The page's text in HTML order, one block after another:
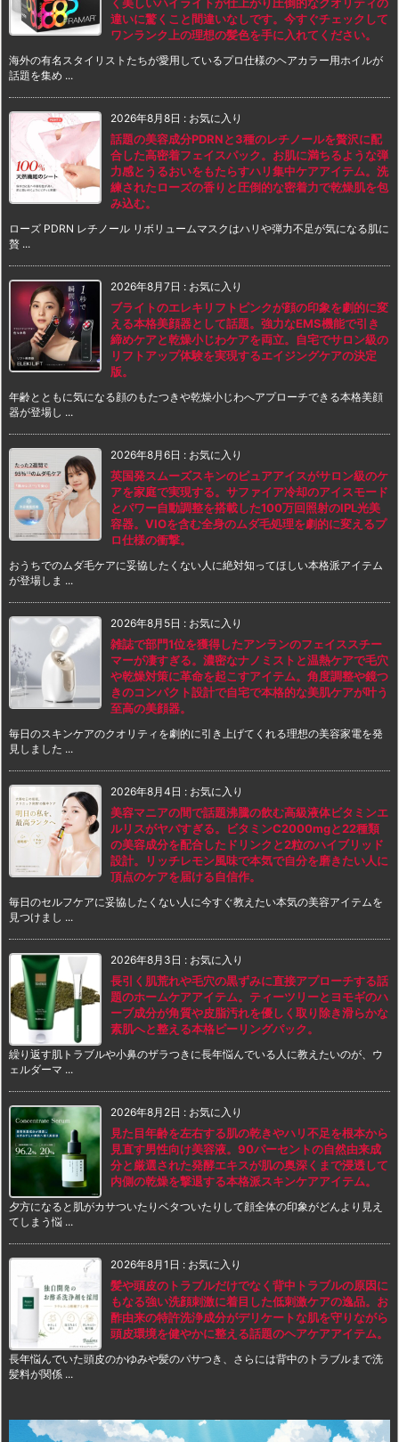
違いに驚くこと間違いなしです。今すぐチェックして
ワンランク上の理想の髪色を手に入れてください。
海外の有名スタイリストたちが愛用しているプロ仕様のヘアカラー用ホイルが
話題を集め ...
2026年8月8日 : お気に入り
話題の美容成分PDRNと3種のレチノールを贅沢に配
合した高密着フェイスパック。お肌に満ちるような弾
力感とうるおいをもたらすハリ集中ケアアイテム。洗
練されたローズの香りと圧倒的な密着力で乾燥肌を包
み込む。
ローズ PDRN レチノール リボリュームマスクはハリや弾力不足が気になる肌に
贅 ...
2026年8月7日 : お気に入り
ブライトのエレキリフトピンクが顔の印象を劇的に変
える本格美顔器として話題。強力なEMS機能で引き
締めケアと乾燥小じわケアを両立。自宅でサロン級の
リフトアップ体験を実現するエイジングケアの決定
版。
年齢とともに気になる顔のもたつきや乾燥小じわへアプローチできる本格美顔
器が登場し ...
2026年8月6日 : お気に入り
英国発スムーズスキンのピュアアイスがサロン級のケ
アを家庭で実現する。サファイア冷却のアイスモード
とパワー自動調整を搭載した100万回照射のIPL光美
容器。VIOを含む全身のムダ毛処理を劇的に変えるプ
ロ仕様の衝撃。
おうちでのムダ毛ケアに妥協したくない人に絶対知ってほしい本格派アイテム
が登場しま ...
2026年8月5日 : お気に入り
雑誌で部門1位を獲得したアンランのフェイススチー
マーが凄すぎる。濃密なナノミストと温熱ケアで毛穴
や乾燥対策に革命を起こすアイテム。角度調整や鏡つ
きのコンパクト設計で自宅で本格的な美肌ケアが叶う
至高の美顔器。
毎日のスキンケアのクオリティを劇的に引き上げてくれる理想の美容家電を発
見しました ...
2026年8月4日 : お気に入り
美容マニアの間で話題沸騰の飲む高級液体ビタミンエ
ルリスがヤバすぎる。ビタミンC2000mgと22種類
の美容成分を配合したドリンクと2粒のハイブリッド
設計。リッチレモン風味で本気で自分を磨きたい人に
頂点のケアを届ける自信作。
毎日のセルフケアに妥協したくない人に今すぐ教えたい本気の美容アイテムを
見つけまし ...
2026年8月3日 : お気に入り
長引く肌荒れや毛穴の黒ずみに直接アプローチする話
題のホームケアアイテム。ティーツリーとヨモギのハ
ーブ成分が角質や皮脂汚れを優しく取り除き滑らかな
素肌へと整える本格ピーリングパック。
繰り返す肌トラブルや小鼻のザラつきに長年悩んでいる人に教えたいのが、ウ
ェルダーマ ...
2026年8月2日 : お気に入り
見た目年齢を左右する肌の乾きやハリ不足を根本から
見直す男性向け美容液。90パーセントの自然由来成
分と厳選された発酵エキスが肌の奥深くまで浸透して
内側の乾燥を撃退する本格派スキンケアアイテム。
夕方になると肌がカサついたりベタついたりして顔全体の印象がどんより見え
てしまう悩 ...
2026年8月1日 : お気に入り
髪や頭皮のトラブルだけでなく背中トラブルの原因に
もなる強い洗顔刺激に着目した低刺激ケアの逸品。お
酢由来の特許洗浄成分がデリケートな肌を守りながら
頭皮環境を健やかに整える話題のヘアケアアイテム。
長年悩んでいた頭皮のかゆみや髪のパサつき、さらには背中のトラブルまで洗
髪料が関係 ...